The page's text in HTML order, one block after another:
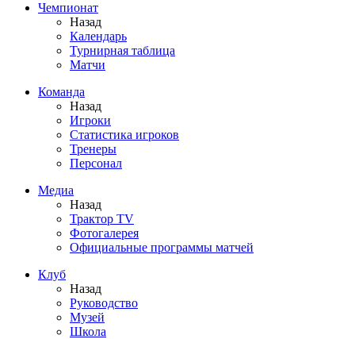
Чемпионат
Назад
Календарь
Турнирная таблица
Матчи
Команда
Назад
Игроки
Статистика игроков
Тренеры
Персонал
Медиа
Назад
Трактор TV
Фотогалерея
Официальные программы матчей
Клуб
Назад
Руководство
Музей
Школа